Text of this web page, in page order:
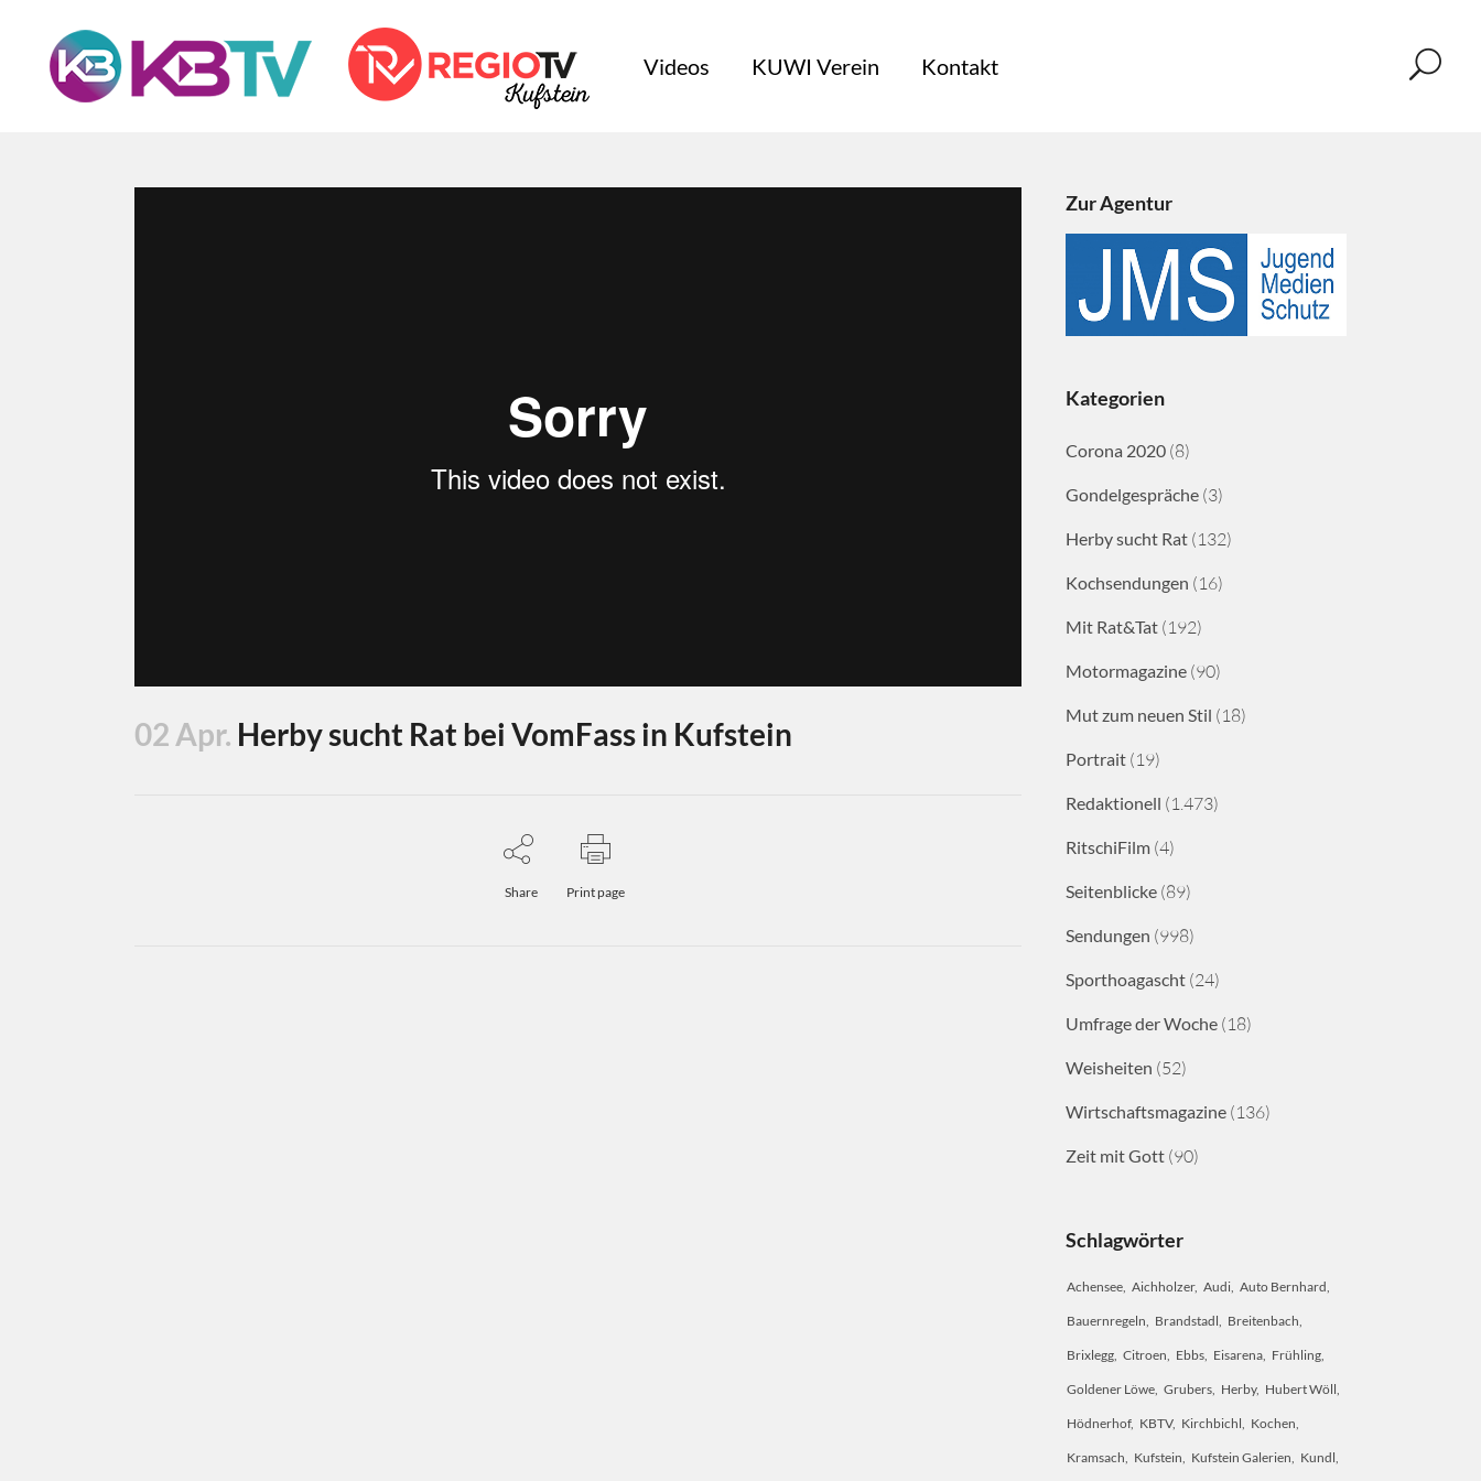
Videos KUWI Verein Kontakt
02 Apr. Herby sucht Rat bei VomFass in Kufstein
Share Print page
Zur Agentur
Kategorien
Corona 2020 (8)
Gondelgespräche (3)
Herby sucht Rat (132)
Kochsendungen (16)
Mit Rat&Tat (192)
Motormagazine (90)
Mut zum neuen Stil (18)
Portrait (19)
Redaktionell (1.473)
RitschiFilm (4)
Seitenblicke (89)
Sendungen (998)
Sporthoagascht (24)
Umfrage der Woche (18)
Weisheiten (52)
Wirtschaftsmagazine (136)
Zeit mit Gott (90)
Schlagwörter
Achensee Aichholzer Audi Auto Bernhard
Bauernregeln Brandstadl Breitenbach
Brixlegg Citroen Ebbs Eisarena Frühling
Goldener Löwe Grubers Herby Hubert Wöll
Hödnerhof KBTV Kirchbichl Kochen
Kramsach Kufstein Kufstein Galerien Kundl